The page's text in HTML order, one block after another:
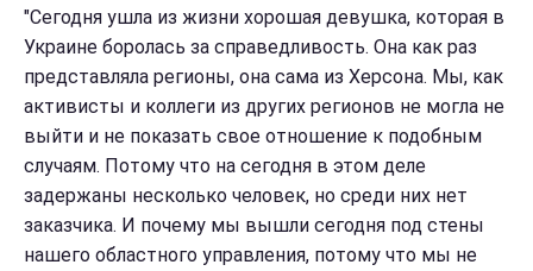
"Сегодня ушла из жизни хорошая девушка, которая в
Украине боролась за справедливость. Она как раз
представляла регионы, она сама из Херсона. Мы, как
активисты и коллеги из других регионов не могла не
выйти и не показать свое отношение к подобным
случаям. Потому что на сегодня в этом деле
задержаны несколько человек, но среди них нет
заказчика. И почему мы вышли сегодня под стены
нашего областного управления, потому что мы не